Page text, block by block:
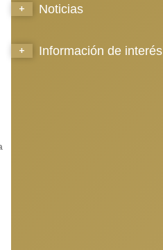
Noticias
Información de interés